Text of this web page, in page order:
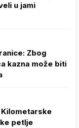
u jami
Zbog
kazna može biti
Kilometarske
petlje